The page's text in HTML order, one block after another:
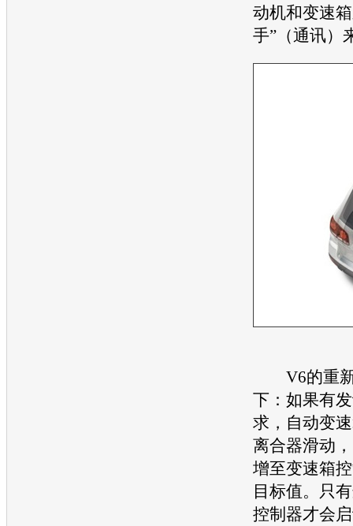
动机和变速箱
手”（通讯）
V6的重新
下：如果有
求，自动变
离合器滑动
增至变速箱
目标值。只
控制器才会